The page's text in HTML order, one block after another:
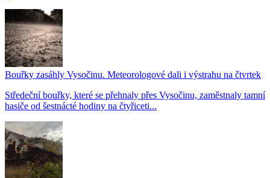
Bouřky zasáhly Vysočinu. Meteorologové dali i výstrahu na čtvrtek
Středeční bouřky, které se přehnaly přes Vysočinu, zaměstnaly tamní
hasiče od šestnácté hodiny na čtyřiceti...